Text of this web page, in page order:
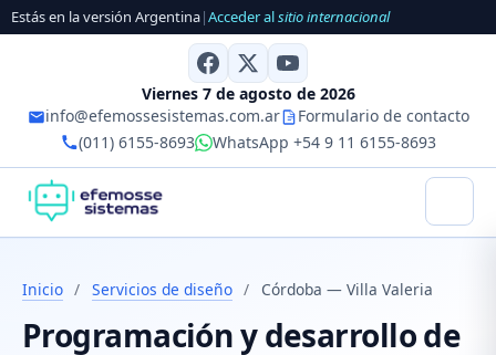
Estás en la versión Argentina|Acceder alsitio internacional
Viernes 7 de agosto de 2026
info@efemossesistemas.com.ar
Formulario de contacto
(011) 6155-8693
WhatsApp +54 9 11 6155-8693
Inicio / Servicios de diseño / Córdoba — Villa Valeria
Programación y desarrollo de